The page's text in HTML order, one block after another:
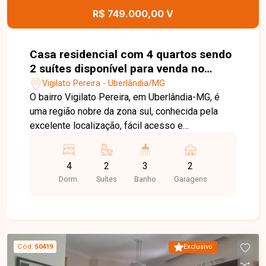
R$ 749.000,00 V
Casa residencial com 4 quartos sendo
2 suítes disponível para venda no
bairro Vigilato Pereira em Uberlândia-
MG
Vigilato Pereira - Uberlândia/MG
O bairro Vigilato Pereira, em Uberlândia-MG, é
uma região nobre da zona sul, conhecida pela
excelente localização, fácil acesso e
além de oferecer qualidade de vida e praticidade
no dia a dia. Casa térrea de construção antiga,
com cômodos amplos, bem arejada e
cozinha espaçosa, quatro quartos - sendo duas
suítes e banheiros amplos. Possui ainda edícula
4
Dorm.
2
Suítes
3
Banho
2
Garagens
Exclusivo
Cód. 50419